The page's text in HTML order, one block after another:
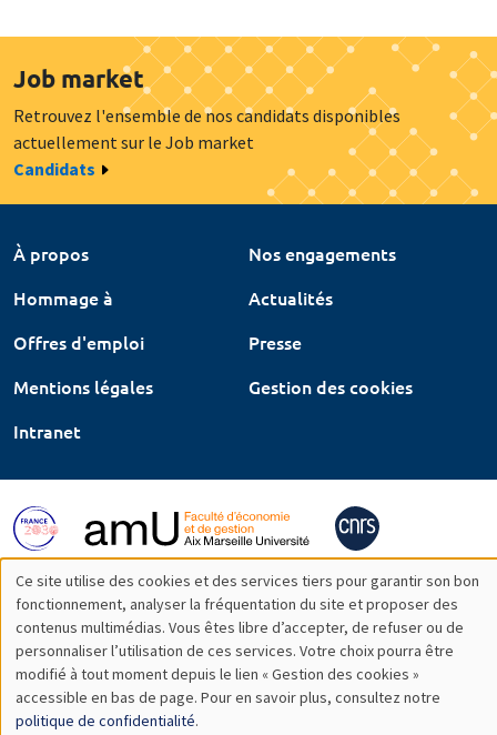
Job market
Retrouvez l'ensemble de nos candidats disponibles
actuellement sur le Job market
Candidats
À propos
Nos engagements
Hommage à
Actualités
Offres d'emploi
Presse
Mentions légales
Gestion des cookies
Intranet
Utilisation
des
données
personnelles
Ce site utilise des cookies et des services tiers pour garantir son bon
fonctionnement, analyser la fréquentation du site et proposer des
contenus multimédias. Vous êtes libre d’accepter, de refuser ou de
personnaliser l’utilisation de ces services. Votre choix pourra être
modifié à tout moment depuis le lien « Gestion des cookies »
accessible en bas de page. Pour en savoir plus, consultez notre
politique de confidentialité.